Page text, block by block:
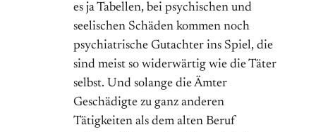
es ja Tabellen, bei psychischen und
seelischen Schäden kommen noch
psychiatrische Gutachter ins Spiel, die
sind meist so widerwärtig wie die Täter
selbst. Und solange die Ämter
Geschädigte zu ganz anderen
Tätigkeiten als dem alten Beruf